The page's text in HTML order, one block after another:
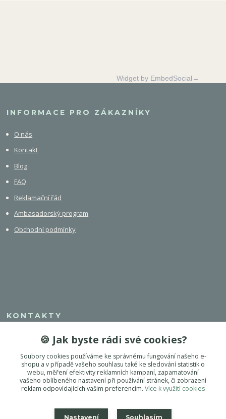
Widget by EmbedSocial→
INFORMACE PRO ZÁKAZNÍKY
O nás
Kontakt
Blog
FAQ
Reklamační řád
Ambasadorský program
Obchodní podmínky
KONTAKTY
+420 608 308 750
info@dogest.cz
🍪 Jak byste rádi své cookies?
Soubory cookies používáme ke správnému fungování našeho e-
shopu a v případě vašeho souhlasu také ke sledování statistik o
webu, měření efektivity reklamních kampaní, zapamatování
vašeho oblíbeného nastavení při používání stránek, či zobrazení
reklam odpovídajících vašim preferencím. Více k využití cookies
Nastavení Souhlasím